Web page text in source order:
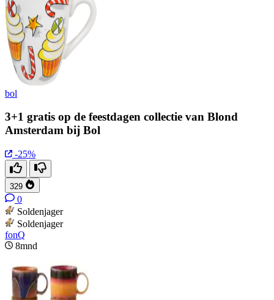
bol
3+1 gratis op de feestdagen collectie van Blond
Amsterdam bij Bol
-25%
329
0
Soldenjager
Soldenjager
fonQ
8mnd